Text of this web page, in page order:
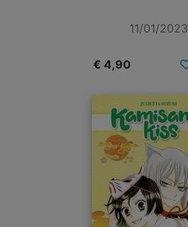
11/01/2023
€ 4,90